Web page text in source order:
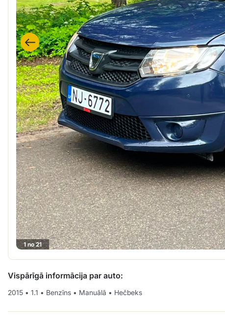
1 no 21
Vispārīgā informācija par auto:
2015 • 1.1 • Benzīns • Manuālā • Hečbeks